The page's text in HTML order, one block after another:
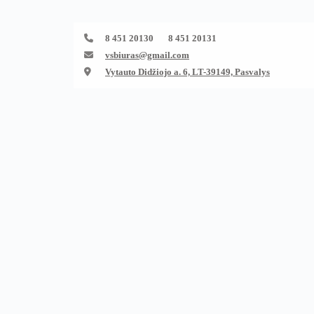
8 451 20130 8 451 20131
vsbiuras@gmail.com
Vytauto Didžiojo a. 6, LT-39149, Pasvalys